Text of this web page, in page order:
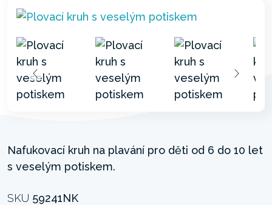
Nafukovací kruh na plavání pro děti od 6 do 10 let
s veselým potiskem.
SKU 59241NK